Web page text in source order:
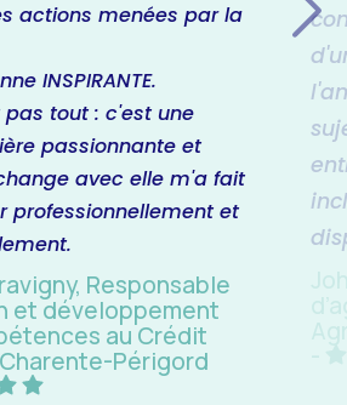
actions menées par la
INSPIRANTE.
pas tout : c'est une
passionnante et
avec elle m'a fait
professionnellement et
Responsable
et développement
au Crédit
Périgord
-